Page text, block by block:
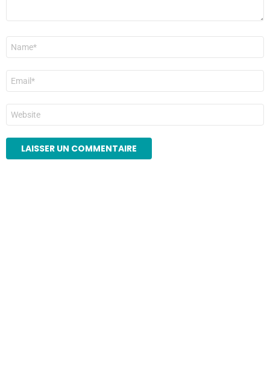
Nom
E-
mail
*
Site
web